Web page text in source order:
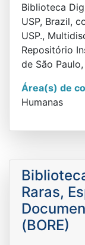
Biblioteca
USP, Brazil,
USP.,
Repositório
de São
Área(s) de
Humanas
Raras,
(BORE)